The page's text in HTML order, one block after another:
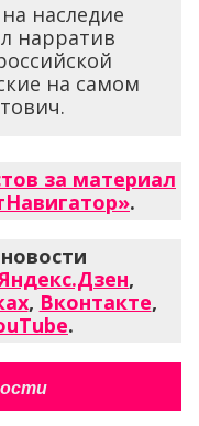
наследие
нарратив
на самом
за материал
.
,
, Вконтакте,
.